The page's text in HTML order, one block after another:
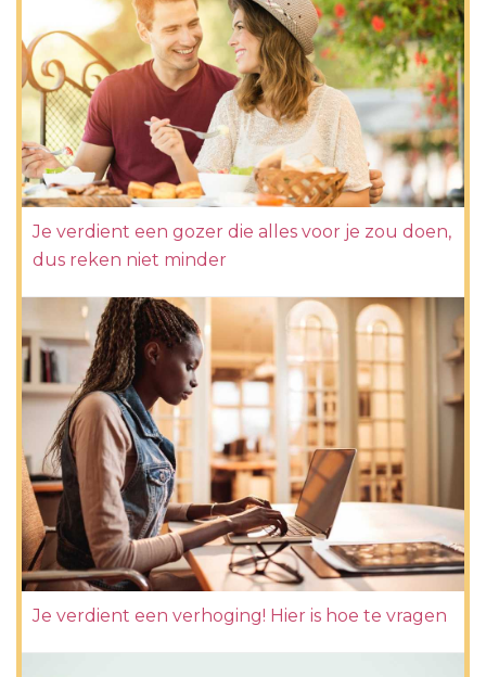
Je verdient een gozer die alles voor je zou doen,
dus reken niet minder
Je verdient een verhoging! Hier is hoe te vragen